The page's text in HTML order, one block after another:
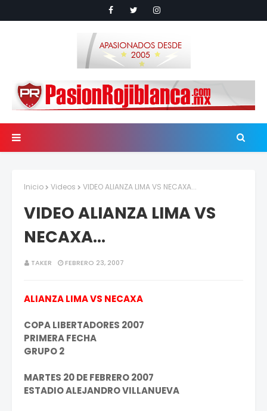
Inicio Videos VIDEO ALIANZA LIMA VS NECAXA...
VIDEO ALIANZA LIMA VS
NECAXA...
TAKER FEBRERO 23, 2007
ALIANZA LIMA VS NECAXA
COPA LIBERTADORES 2007
PRIMERA FECHA
GRUPO 2
MARTES 20 DE FEBRERO 2007
ESTADIO ALEJANDRO VILLANUEVA